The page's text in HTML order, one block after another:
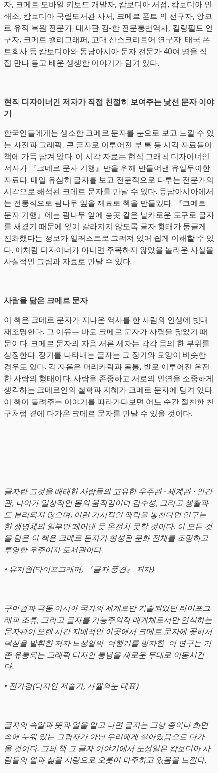
자, 크메르 모바일 키보드 개발자, 캄보디아 서점, 캄보디아 인
쇄소, 캄보디아 국립도서관 사서, 크메르 폰트 의 선구자, 앙코
르 유적 복원 전문가, 대사관 캄-한 전문통번역사, 킬링필드 연
구자, 크메르 캘리그래퍼, 고대 산스크리트어 연구자, 태국 폰
트회사 등 캄보디아와 동남아시아 문자 전문가 40여 명을 직
접 만나 듣고 배운 생생한 이야기가 담겨 있다.
현직 디자이너인 저자가 직접 친절히 보여주는 낯선 문자 이야
기
한국인들에게는 생소한 크메르 문자를 눈으로 보고 느낄 수 있
는 사진과 그래픽, 큰 글자로 이루어진 부 록 등 시각 자료들이
책에 가득 담겨 있다. 이 시각 자료는 현직 그래픽 디자이너인
저자가 『크메르 문자 기행』만을 위해 만들어낸 유일무이한
자료다. 매일 유심히 글자를 보고 전문적으로 다루는 전문가의
시각으로 해석된 크메르 문자를 만날 수 있다. 동남아시아에서
는 전통적으로 팜나무 잎을 재료로 책을 만들었다. 『크메르
문자 기행』에는 팜나무 잎에 송곳 같은 날카로운 도구로 글자
를 새겼기 때문에 잎이 갈라지지 않도록 글자 형태가 둥글게
진화했다는 정보가 일러스트로 그려져 있어 쉽게 이해할 수 있
다. 이처럼 디자이너가 아니면 주목하지 않았을 놀라운 사실을
사실적인 그림과 자료로 만날 수 있다.
사람을 닮은 크메르 문자
이 책은 크메르 문자가 지나온 역사를 한 사람의 인생에 빗대
재조명한다. 그 이유는 바로 크메르 문자가 사람을 닮았기 때
문이다. 크메르 문자의 자음 서른 세자는 각각 몸의 한 부위를
상징한다. 장기를 나타내는 글자는 그 장기와 모양이 비슷한
경우도 있다. 각 자음은 머리카락과 몸통, 발로 이루어진 온전
한 사람의 형태이다. 사람을 존중하고 서로의 인연을 소중하게
생각하는 크메르인의 철학과 지혜가 크메르 문자에 담겨 있다.
이 책이 들려주는 이야기를 따라가다보면 어느 순간 절친한 친
구처럼 곁에 다가온 크메르 문자를 만날 수 있을 것이다.
글자란 그것을 배태한 사람들의 고유한 우주관 · 세계관 · 인간
관, 나아가 일상적인 몸의 움직임이며 감수성, 그리고 생활과
도 분리되지 않으며, 이런 거시적인 맥락을 놓친다면 연구는
한 생명체의 일부만 떼어낸 듯 온전치 못할 것이다. 이 모든 것
을 담은 이 책은 크메르 문자가 형성된 문화 전체를 조망하고
투영한 우주이자 도서관이다.
• 유지원(타이포그래퍼, 『글자 풍경』 저자)
구미권과 극동 아시아 국가의 세계로만 기술되었던 타이포그
래피 조류, 그리고 글자를 기능주의적 매개체로서만 인식하는
문자관이 오랜 시간 지배적인 이곳에서 크메르 문자에 꽂혀서
덕심을 발휘한 저자 노성일의 -여행기를 빙자한- 이 연구는 기
존 유통되는 그래픽 디자인 통념을 새로운 무대로 이동시킨
다.
• 전가경(디자인 저술가, 사월의눈 대표)
글자의 속알과 뜻과 얼을 알고 나면 글자는 그냥 종이나 화면
속에 누워 있는 그림자가 아닌 우리에게 살아있음으로 다가
올 것이다. 그의 책 그 글자 이야기에서 노성일은 캄보디아 사
람들의 얼과 삶을 사랑으로 오롯이 마주하고 있음을 느낀다.